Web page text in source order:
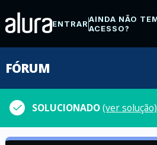
ENTRARAINDA NÃO
ACESSO?
FÓRUM
SOLUCIONADO(ver solução)